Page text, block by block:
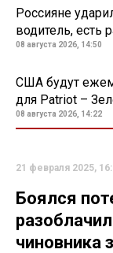
Россияне
водитель, есть
08 августа 2026, 14:50
США будут
для Patriot –
08 августа 2026, 14:22
21 февраля 2025,
Боялся
чиновника